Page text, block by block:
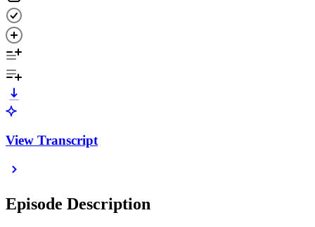
View Transcript
Episode Description